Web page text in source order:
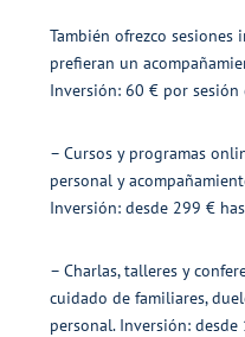
También ofrezco
prefieran un
Inversión: 60 € por sesión
– Cursos y programas
personal y
Inversión: desde 299 €
– Charlas, talleres y
cuidado de familiares,
personal. Inversión: